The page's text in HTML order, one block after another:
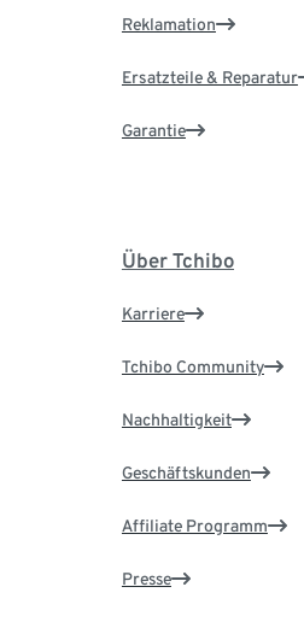
Reklamation
Ersatzteile & Reparatur
Garantie
Über Tchibo
Karriere
Tchibo Community
Nachhaltigkeit
Geschäftskunden
Affiliate Programm
Presse